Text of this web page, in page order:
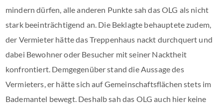
mindern dürfen, alle anderen Punkte sah das OLG als nicht
stark beeinträchtigend an. Die Beklagte behauptete zudem,
der Vermieter hätte das Treppenhaus nackt durchquert und
dabei Bewohner oder Besucher mit seiner Nacktheit
konfrontiert. Demgegenüber stand die Aussage des
Vermieters, er hätte sich auf Gemeinschaftsflächen stets im
Bademantel bewegt. Deshalb sah das OLG auch hier keine